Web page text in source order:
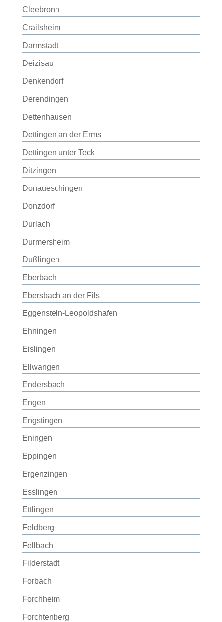
Cleebronn
Crailsheim
Darmstadt
Deizisau
Denkendorf
Derendingen
Dettenhausen
Dettingen an der Erms
Dettingen unter Teck
Ditzingen
Donaueschingen
Donzdorf
Durlach
Durmersheim
Dußlingen
Eberbach
Ebersbach an der Fils
Eggenstein-Leopoldshafen
Ehningen
Eislingen
Ellwangen
Endersbach
Engen
Engstingen
Eningen
Eppingen
Ergenzingen
Esslingen
Ettlingen
Feldberg
Fellbach
Filderstadt
Forbach
Forchheim
Forchtenberg